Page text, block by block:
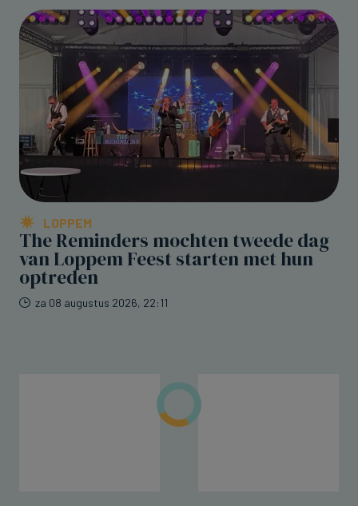
LOPPEM
The Reminders mochten tweede dag
van Loppem Feest starten met hun
optreden
za 08 augustus 2026, 22:11